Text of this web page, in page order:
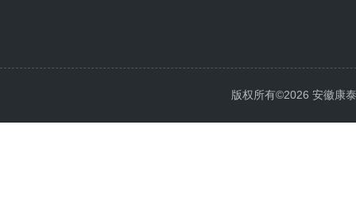
版权所有©2026 安徽康